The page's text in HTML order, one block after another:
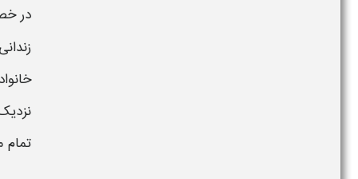
در
زندانی